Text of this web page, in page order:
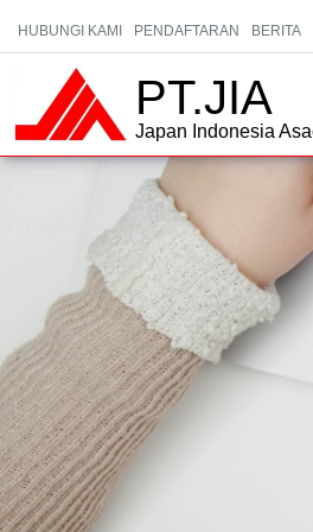
HUBUNGI KAMI PENDAFTARAN BERITA
PT.JIA
Japan Indonesia